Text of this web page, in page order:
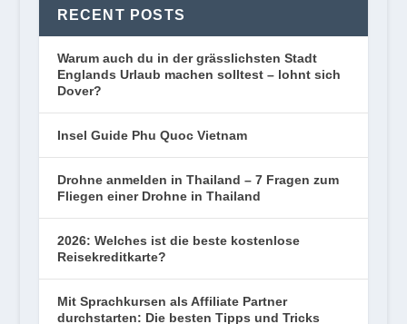
RECENT POSTS
Warum auch du in der grässlichsten Stadt
Englands Urlaub machen solltest – lohnt sich
Dover?
Insel Guide Phu Quoc Vietnam
Drohne anmelden in Thailand – 7 Fragen zum
Fliegen einer Drohne in Thailand
2026: Welches ist die beste kostenlose
Reisekreditkarte?
Mit Sprachkursen als Affiliate Partner
durchstarten: Die besten Tipps und Tricks